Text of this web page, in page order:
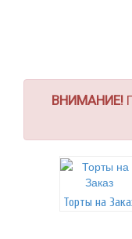
ВНИМАНИЕ!
Торты на